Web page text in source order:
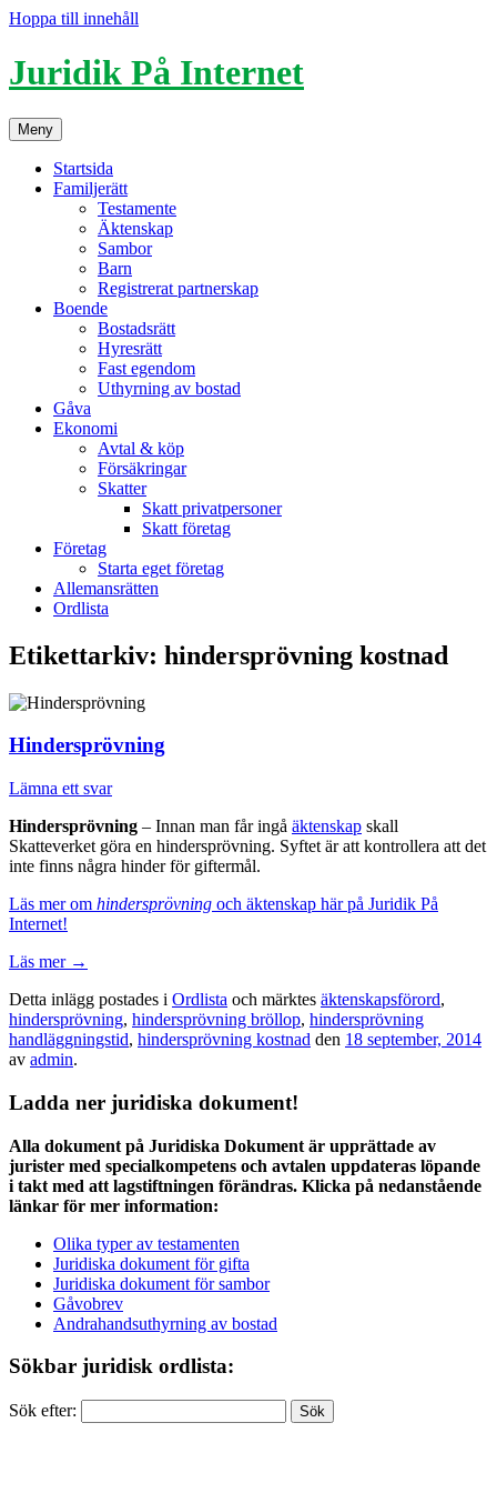
Hoppa till innehåll
Juridik På Internet
Meny
Startsida
Familjerätt
Testamente
Äktenskap
Sambor
Barn
Registrerat partnerskap
Boende
Bostadsrätt
Hyresrätt
Fast egendom
Uthyrning av bostad
Gåva
Ekonomi
Avtal & köp
Försäkringar
Skatter
Skatt privatpersoner
Skatt företag
Företag
Starta eget företag
Allemansrätten
Ordlista
Etikettarkiv: hindersprövning kostnad
Hindersprövning
Lämna ett svar
Hindersprövning – Innan man får ingå äktenskap skall
Skatteverket göra en hindersprövning. Syftet är att kontrollera att det
inte finns några hinder för giftermål.
Läs mer om hindersprövning och äktenskap här på Juridik På
Internet!
Läs mer →
Detta inlägg postades i Ordlista och märktes äktenskapsförord,
hindersprövning, hindersprövning bröllop, hindersprövning
handläggningstid, hindersprövning kostnad den 18 september, 2014
av admin.
Ladda ner juridiska dokument!
Alla dokument på Juridiska Dokument är upprättade av
jurister med specialkompetens och avtalen uppdateras löpande
i takt med att lagstiftningen förändras. Klicka på nedanstående
länkar för mer information:
Olika typer av testamenten
Juridiska dokument för gifta
Juridiska dokument för sambor
Gåvobrev
Andrahandsuthyrning av bostad
Sökbar juridisk ordlista:
Sök efter: